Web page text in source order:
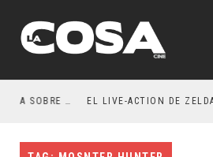
RESEÑA LA INVITACIÓN: OLIVIA WILDE REFLEXIONA SOBRE LA VIDA CONYUGAL EL LIVE-ACTION DE